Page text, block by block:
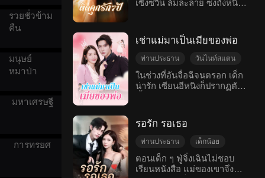
รวยชั่วข้าม
คืน
มนุษย์
หมาป่า
มหาเศรษฐี
การทรยศ
เขาก็ไม่สามารถต้านทาน
ใจที่เควินกำลังจะแต่งงานกับ
เลี่ยงเพื่อไม่ต้องเผชิญหน้ากับ
ความรู้สึกของเธอที่มีต่อเขา
เมื่อพวกเขาทั้งสองพยายาม
คลี่คลายอารมณ์ที่ซับซ้อน
แข็งแกร่งจนถึงขั้นที่ไม่อาจ
แก้ไขความเข้าใจผิดและกลับ
มารวมตัวกันเป็นครอบครัวอีก
ครั้ง
ความเสียใจ
เด็กน้อย
เซิงซวิ้น ล้มละลาย ซ่งถังหนิง
มั่งคั่งเพื่อแลกกับการลงทุนสิบ
พันล้าน ซ่งถังหนิงรู้ดีว่าเธอ
ไม่มีชีวิตอยู่ได้นาน จึงตัดสิน
ต่อมา ทั้งสองได้พบกันอีกครั้ง
เซิงซวิ้นแก้แค้นซ่งถังหนิงด้ว
อาการของเธอแย่ลงไปอีก เขา
ได้พบลูกชาย ซ่งช่านช่าน
โดยบังเอิญ ซ่งถังหนิงโกหกว่า
เด็กเป็นลูกของคนอื่น เซิงซวิ้น
เชื่อคำโกหกของโหลวซินเยว่
ความเข้าใจผิดระหว่างทั้งสอง
เช่าแม่มาเป็นเมียของพ่อ
ท่านประธาน
วันไนท์สแตน
ท้องแล้วหนี
เด็กน้อย
ความจำเสื่อม
ในช่วงที่อันจื่อฉีจนตรอก เด็ก
น่ารัก เซียนอีหนิงก็ปรากฏตัว
เคยมีแฟนมาก่อน ไม่รู้เลยว่า
แท้จริงแล้วเด็กคนนี้เป็นลูก
แท้ๆ ของเธอเอง! เธอจำไม่ได้
ให้มีอะไรกับเซียวโม่หลีและมี
ลูกแฝดคนละเพศ โดยยิ่งไม่รู้
รอรัก รอเธอ
ท่านประธาน
เด็กน้อย
รักบริสุทธิ์
การโต้กลับ
เฟรนเนมี่
รักหวานแหวว
ตอนเด็ก ๆ ฟู่จิ่งเฉินไม่ชอบ
เรียนหนังสือ แม่ของเขาจึง